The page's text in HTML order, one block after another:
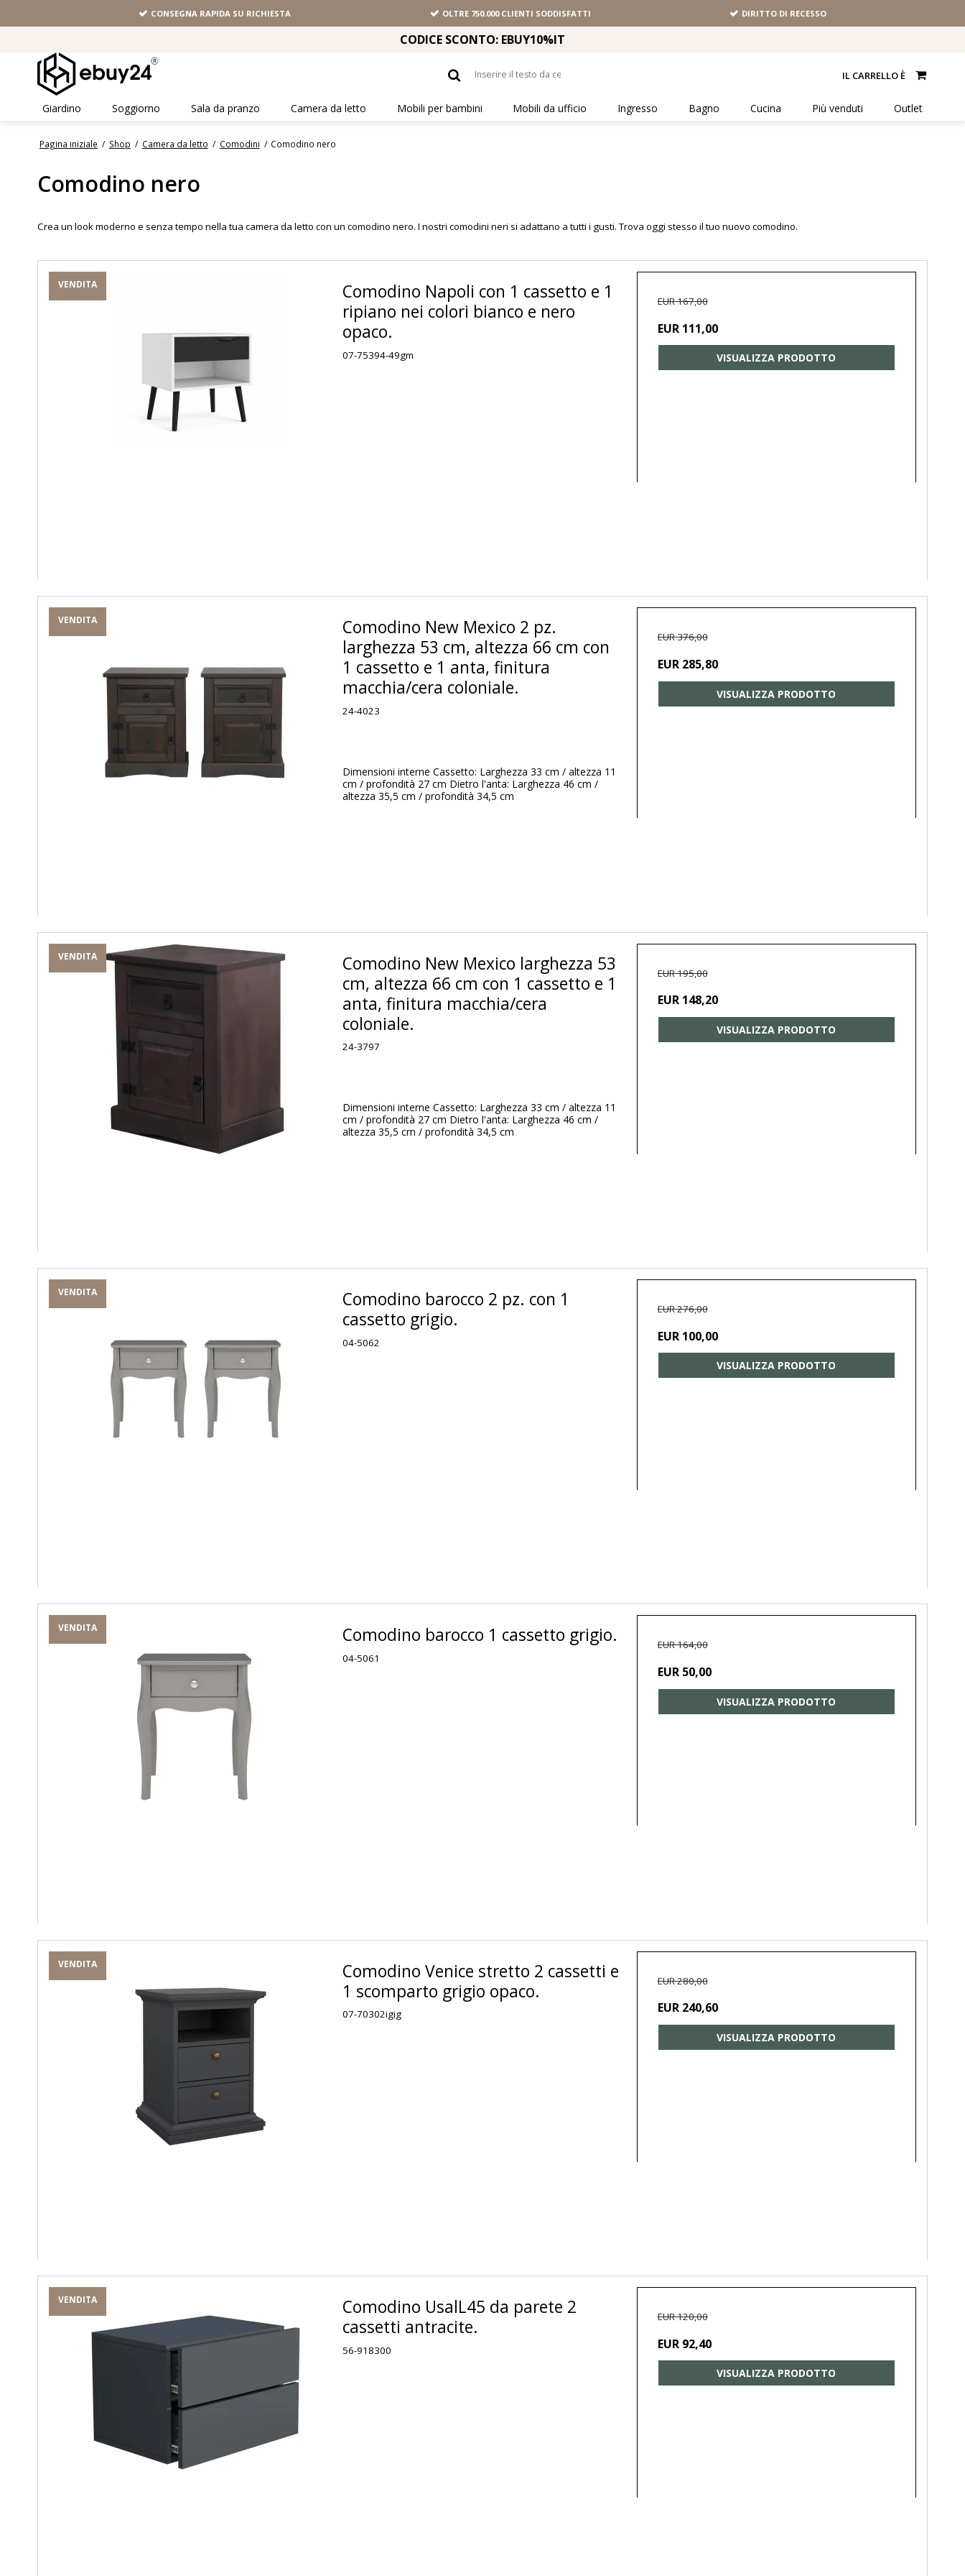
CONSEGNA RAPIDA SU RICHIESTA OLTRE 750.000 CLIENTI SODDISFATTI DIRITTO DI RECESSO
CODICE SCONTO: EBUY10%IT
IL CARRELLO È
Giardino Soggiorno Sala da pranzo Camera da letto Mobili per bambini Mobili da ufficio Ingresso Bagno Cucina Più venduti Outlet
Pagina iniziale / Shop / Camera da letto / Comodini / Comodino nero
Comodino nero
Crea un look moderno e senza tempo nella tua camera da letto con un comodino nero. I nostri comodini neri si adattano a tutti i gusti. Trova oggi stesso il tuo nuovo comodino.
VENDITA
Comodino Napoli con 1 cassetto e 1
ripiano nei colori bianco e nero
opaco.
07-75394-49gm
EUR 167,00
EUR 111,00
VISUALIZZA PRODOTTO
VENDITA
Comodino New Mexico 2 pz.
larghezza 53 cm, altezza 66 cm con
1 cassetto e 1 anta, finitura
macchia/cera coloniale.
24-4023
Dimensioni interne Cassetto: Larghezza 33 cm / altezza 11
cm / profondità 27 cm Dietro l'anta: Larghezza 46 cm /
altezza 35,5 cm / profondità 34,5 cm
EUR 376,00
EUR 285,80
VISUALIZZA PRODOTTO
VENDITA
Comodino New Mexico larghezza 53
cm, altezza 66 cm con 1 cassetto e 1
anta, finitura macchia/cera
coloniale.
24-3797
Dimensioni interne Cassetto: Larghezza 33 cm / altezza 11
cm / profondità 27 cm Dietro l'anta: Larghezza 46 cm /
altezza 35,5 cm / profondità 34,5 cm
EUR 195,00
EUR 148,20
VISUALIZZA PRODOTTO
VENDITA
Comodino barocco 2 pz. con 1
cassetto grigio.
04-5062
EUR 276,00
EUR 100,00
VISUALIZZA PRODOTTO
VENDITA Comodino barocco 1 cassetto grigio.
04-5061
EUR 164,00
EUR 50,00
VISUALIZZA PRODOTTO
VENDITA
Comodino Venice stretto 2 cassetti e
1 scomparto grigio opaco.
07-70302igig
EUR 280,00
EUR 240,60
VISUALIZZA PRODOTTO
VENDITA
Comodino UsalL45 da parete 2
cassetti antracite.
56-918300
EUR 120,00
EUR 92,40
VISUALIZZA PRODOTTO